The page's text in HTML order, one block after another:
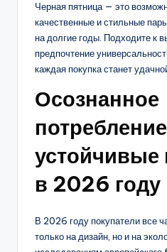
Черная пятница — это
качественные и стильные
на долгие годы. Подходите к
предпочтение
каждая покупка станет
Осознанное
устойчивые
в 2026 году
В 2026 году покупатели все
только на дизайн, но и на